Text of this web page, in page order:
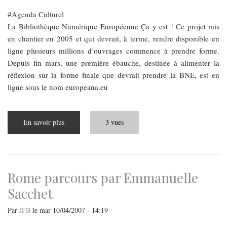
Agenda Culturel
La Bibliothèque Numérique Européenne Ça y est ! Ce projet mis
en chantier en 2005 et qui devrait, à terme, rendre disponible en
ligne plusieurs millions d’ouvrages commence à prendre forme.
Depuis fin mars, une première ébauche, destinée à alimenter la
réflexion sur la forme finale que devrait prendre la BNE, est en
ligne sous le nom europeana.eu
En savoir plus
souris
3 vues
Rome parcours par Emmanuelle
Sacchet
Par JFB le mar 10/04/2007 - 14:19